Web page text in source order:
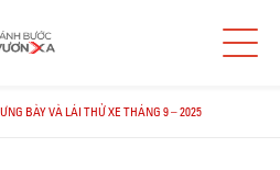
BÀY VÀ LÁI THỬ XE THÁNG 9 – 2025